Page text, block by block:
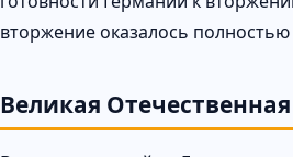
вторжение оказалось
Великая